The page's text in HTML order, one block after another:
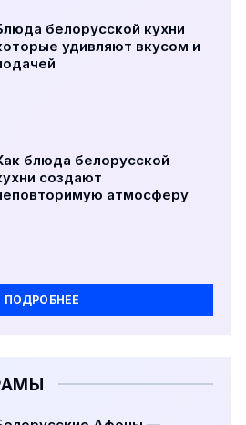
белорусской кухни
удивляют вкусом и
блюда белорусской
создают
атмосферу
ПОДРОБНЕЕ